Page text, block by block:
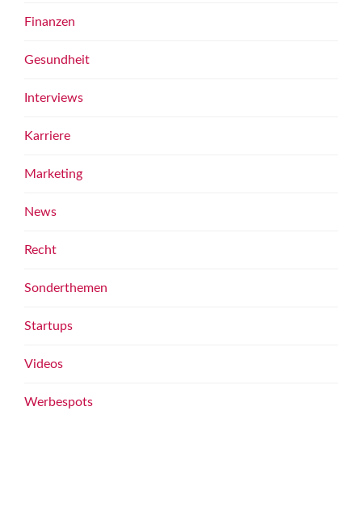
Finanzen
Gesundheit
Interviews
Karriere
Marketing
News
Recht
Sonderthemen
Startups
Videos
Werbespots